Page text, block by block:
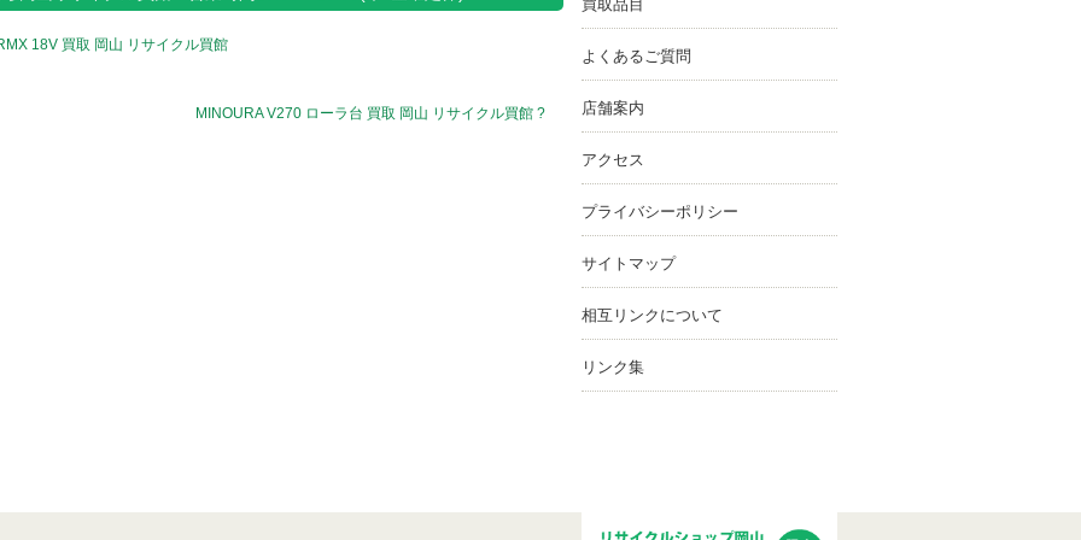
18V 買取 岡山 リサイクル買館
MINOURA V270 ローラ台 買取 岡山 リサイクル買館 ?
買取品目
よくあるご質問
店舗案内
アクセス
プライバシーポリシー
サイトマップ
相互リンクについて
リンク集